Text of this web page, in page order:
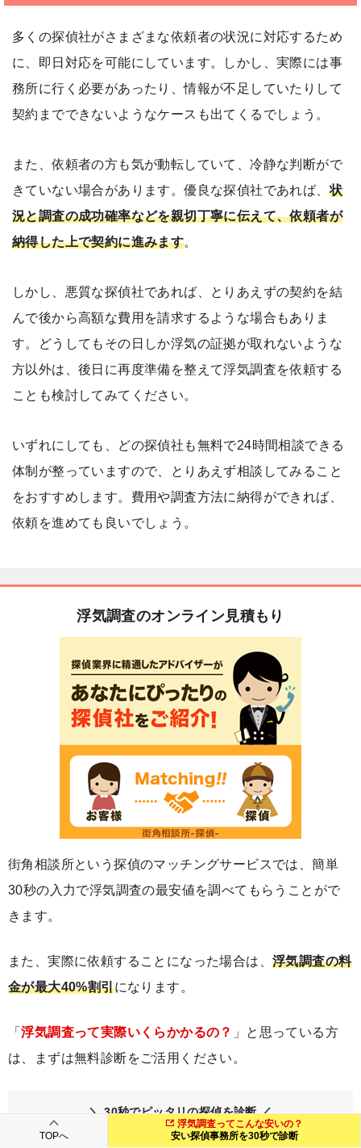
多くの探偵社がさまざまな依頼者の状況に対応するため
に、即日対応を可能にしています。しかし、実際には事
務所に行く必要があったり、情報が不足していたりして
契約までできないようなケースも出てくるでしょう。
また、依頼者の方も気が動転していて、冷静な判断がで
きていない場合があります。優良な探偵社であれば、状
況と調査の成功確率などを親切丁寧に伝えて、依頼者が
納得した上で契約に進みます。
しかし、悪質な探偵社であれば、とりあえずの契約を結
んで後から高額な費用を請求するような場合もありま
す。どうしてもその日しか浮気の証拠が取れないような
方以外は、後日に再度準備を整えて浮気調査を依頼する
ことも検討してみてください。
いずれにしても、どの探偵社も無料で24時間相談できる
体制が整っていますので、とりあえず相談してみること
をおすすめします。費用や調査方法に納得ができれば、
依頼を進めても良いでしょう。
浮気調査のオンライン見積もり
街角相談所という探偵のマッチングサービスでは、簡単
30秒の入力で浮気調査の最安値を調べてもらうことがで
きます。
また、実際に依頼することになった場合は、 浮気調査の料
金が最大40%割引になります。
「浮気調査って実際いくらかかるの？ 」と思っている方
は、まずは無料診断をご活用ください。
＼ 30秒でピッタリの探偵を診断 ／
TOPへ
浮気調査ってこんな安いの？
安い探偵事務所を30秒で診断